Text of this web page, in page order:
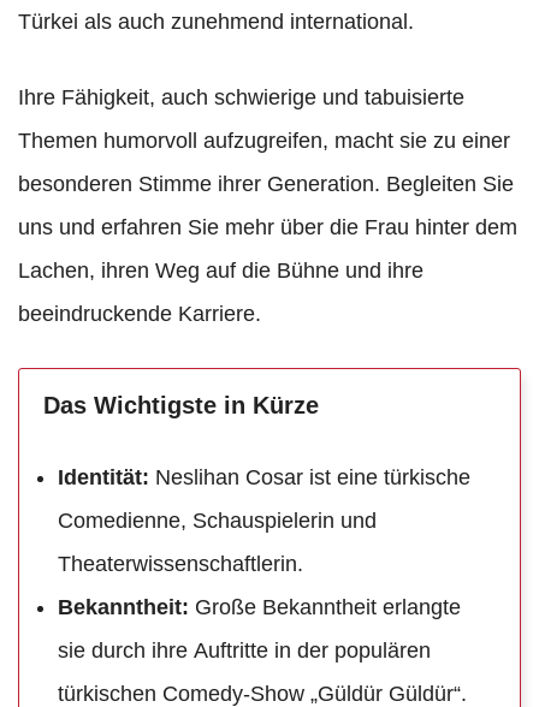
Türkei als auch zunehmend international.
Ihre Fähigkeit, auch schwierige und tabuisierte
Themen humorvoll aufzugreifen, macht sie zu einer
besonderen Stimme ihrer Generation. Begleiten Sie
uns und erfahren Sie mehr über die Frau hinter dem
Lachen, ihren Weg auf die Bühne und ihre
beeindruckende Karriere.
Das Wichtigste in Kürze
Identität: Neslihan Cosar ist eine türkische
Comedienne, Schauspielerin und
Theaterwissenschaftlerin.
Bekanntheit: Große Bekanntheit erlangte
sie durch ihre Auftritte in der populären
türkischen Comedy-Show „Güldür Güldür“.